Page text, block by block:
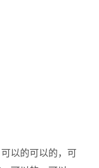
以的可以的，可